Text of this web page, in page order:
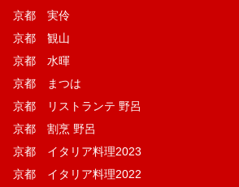
京都 実伶
京都 観山
京都 水暉
京都 まつは
京都 リストランテ 野呂
京都 割烹 野呂
京都 イタリア料理2023
京都 イタリア料理2022